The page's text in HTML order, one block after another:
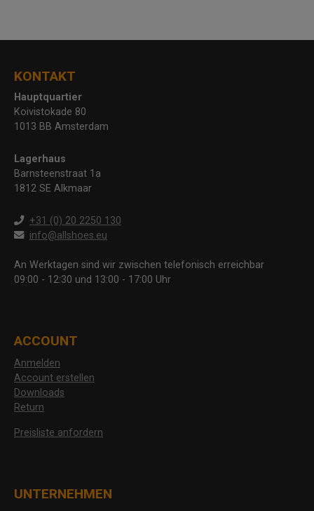
KONTAKT
Hauptquartier
Koivistokade 80
1013 BB Amsterdam
Lagerhaus
Barnsteenstraat 1a
1812 SE Alkmaar
+31 (0) 20 2250 130
info@allshoes.eu
An Werktagen sind wir zwischen telefonisch erreichbar
09:00 - 12:30 und 13:00 - 17:00 Uhr
ACCOUNT
Anmelden
Account erstellen
Downloads
Return
Preisliste anfordern
UNTERNEHMEN